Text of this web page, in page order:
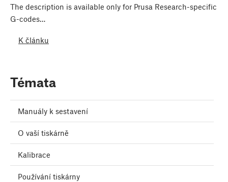
The description is available only for Prusa Research-specific
G-codes…
K článku
Témata
Manuály k sestavení
O vaší tiskárně
Kalibrace
Používání tiskárny